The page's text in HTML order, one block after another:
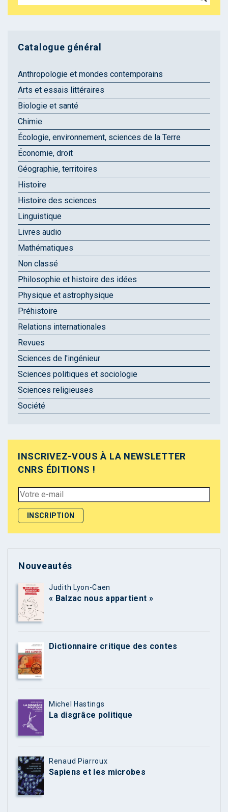
Catalogue général
Anthropologie et mondes contemporains
Arts et essais littéraires
Biologie et santé
Chimie
Écologie, environnement, sciences de la Terre
Économie, droit
Géographie, territoires
Histoire
Histoire des sciences
Linguistique
Livres audio
Mathématiques
Non classé
Philosophie et histoire des idées
Physique et astrophysique
Préhistoire
Relations internationales
Revues
Sciences de l'ingénieur
Sciences politiques et sociologie
Sciences religieuses
Société
INSCRIVEZ-VOUS À LA NEWSLETTER
CNRS ÉDITIONS !
Nouveautés
Judith Lyon-Caen
« Balzac nous appartient »
Dictionnaire critique des contes
Michel Hastings
La disgrâce politique
Renaud Piarroux
Sapiens et les microbes